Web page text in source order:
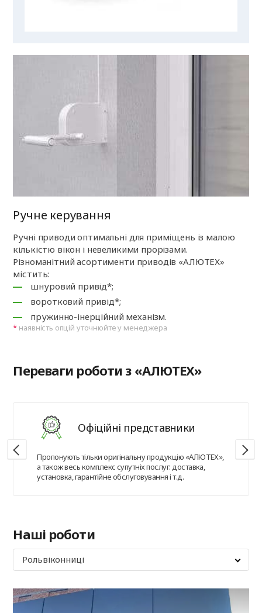
Ручне керування
Ручні приводи оптимальні для приміщень із малою
кількістю вікон і невеликими прорізами.
Різноманітний асортименти приводів «АЛЮТЕХ»
містить:
шнуровий привід*;
воротковий привід*;
пружинно-інерційний механізм.
наявність опцій уточнюйте у менеджера
Переваги роботи з «АЛЮТЕХ»
Офіційні представники
Пропонують тільки оригінальну продукцію «АЛЮТЕХ»,
а також весь комплекс супутніх послуг: доставка,
установка, гарантійне обслуговування і т.д.
Наші роботи
Рольвіконниці